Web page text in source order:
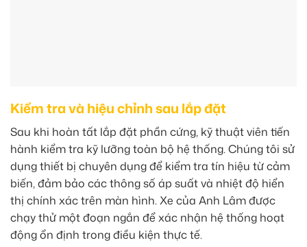
Kiểm tra và hiệu chỉnh sau lắp đặt
Sau khi hoàn tất lắp đặt phần cứng, kỹ thuật viên tiến
hành kiểm tra kỹ lưỡng toàn bộ hệ thống. Chúng tôi sử
dụng thiết bị chuyên dụng để kiểm tra tín hiệu từ cảm
biến, đảm bảo các thông số áp suất và nhiệt độ hiển
thị chính xác trên màn hình. Xe của Anh Lâm được
chạy thử một đoạn ngắn để xác nhận hệ thống hoạt
động ổn định trong điều kiện thực tế.